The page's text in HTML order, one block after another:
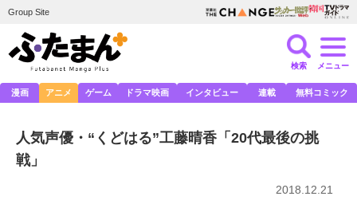
Group Site
検索 メニュー
漫画 アニメ ゲーム ドラマ映画 インタビュー 連載 無料コミック
人気声優・“くどはる”工藤晴香「20代最後の挑
戦」
2018.12.21